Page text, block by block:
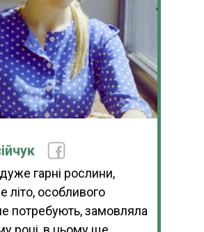
гарні рослини,
літо, особливого
потребують, замовляла